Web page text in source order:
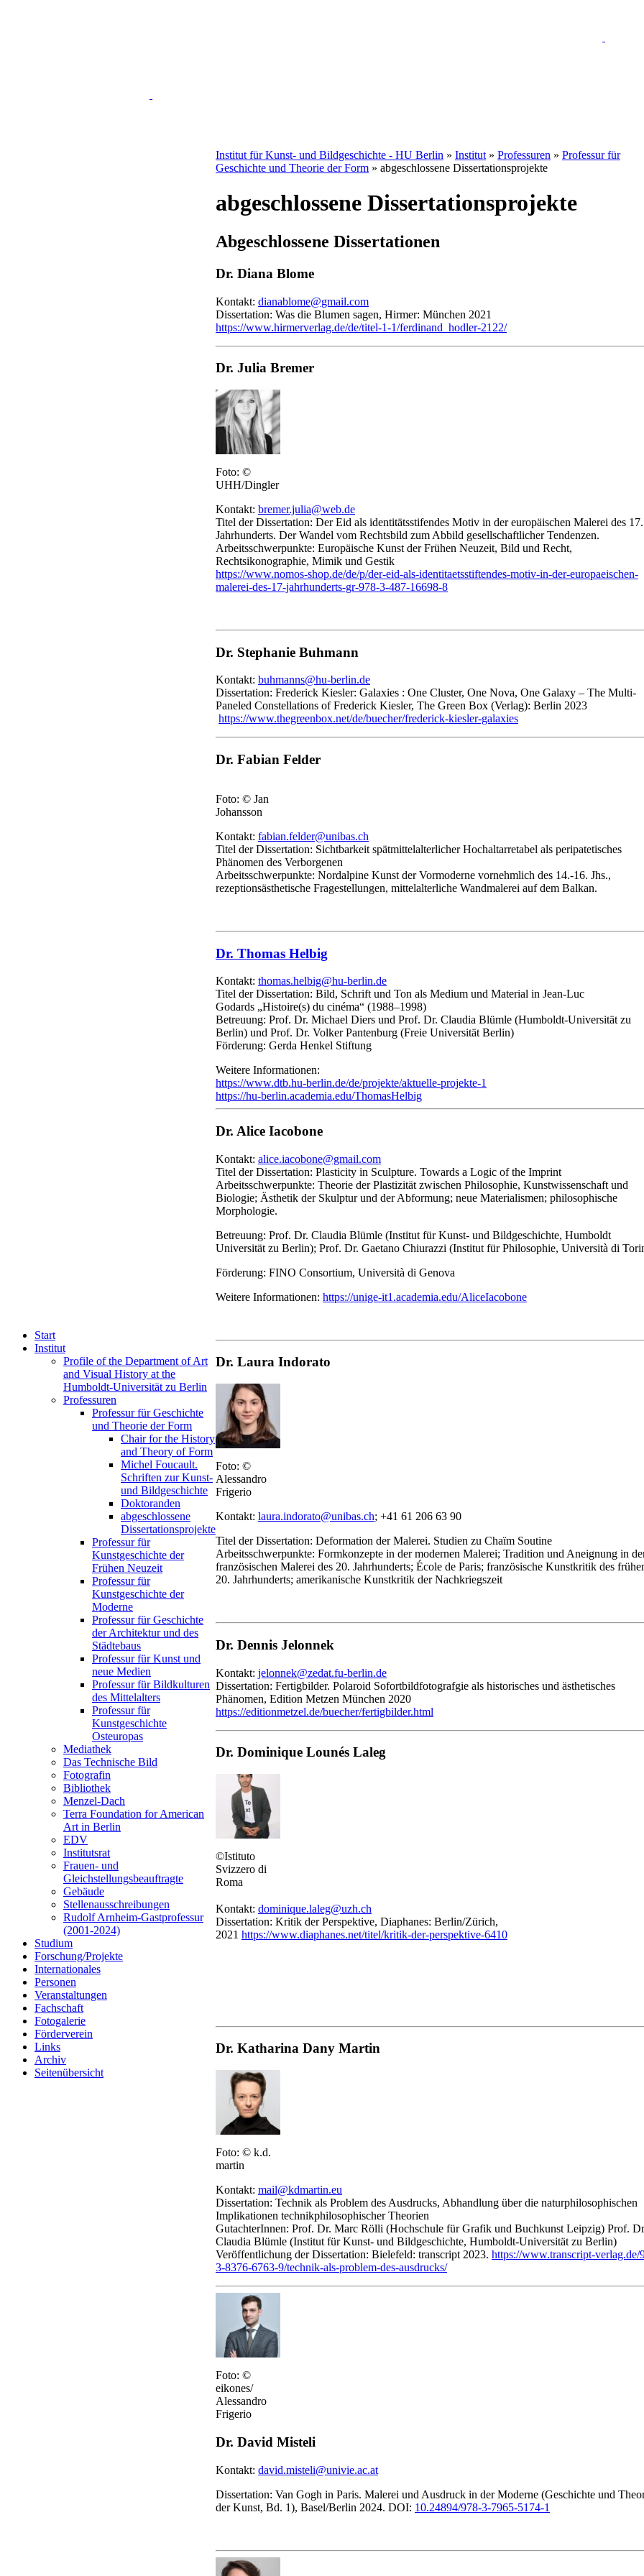
Start
Institut
Profile of the Department of Art
and Visual History at the
Humboldt-Universität zu Berlin
Professuren
Professur für Geschichte
und Theorie der Form
Chair for the History
and Theory of Form
Michel Foucault.
Schriften zur Kunst-
und Bildgeschichte
Doktoranden
abgeschlossene
Dissertationsprojekte
Professur für
Kunstgeschichte der
Frühen Neuzeit
Professur für
Kunstgeschichte der
Moderne
Professur für Geschichte
der Architektur und des
Städtebaus
Professur für Kunst und
neue Medien
Professur für Bildkulturen
des Mittelalters
Professur für
Kunstgeschichte
Osteuropas
Mediathek
Das Technische Bild
Fotografin
Bibliothek
Menzel-Dach
Terra Foundation for American
Art in Berlin
EDV
Institutsrat
Frauen- und
Gleichstellungsbeauftragte
Gebäude
Stellenausschreibungen
Rudolf Arnheim-Gastprofessur
(2001-2024)
Studium
Forschung/Projekte
Internationales
Personen
Veranstaltungen
Fachschaft
Fotogalerie
Förderverein
Links
Archiv
Seitenübersicht
Institut für Kunst- und Bildgeschichte - HU Berlin » Institut » Professuren » Professur für
Geschichte und Theorie der Form » abgeschlossene Dissertationsprojekte
abgeschlossene Dissertationsprojekte
Abgeschlossene Dissertationen
Dr. Diana Blome
Kontakt: dianablome@gmail.com
Dissertation: Was die Blumen sagen, Hirmer: München 2021
https://www.hirmerverlag.de/de/titel-1-1/ferdinand_hodler-2122/
Dr. Julia Bremer
Foto: ©
UHH/Dingler
Kontakt: bremer.julia@web.de
Titel der Dissertation: Der Eid als identitätsstifendes Motiv in der europäischen Malerei des 17.
Jahrhunderts. Der Wandel vom Rechtsbild zum Abbild gesellschaftlicher Tendenzen.
Arbeitsschwerpunkte: Europäische Kunst der Frühen Neuzeit, Bild und Recht,
Rechtsikonographie, Mimik und Gestik
https://www.nomos-shop.de/de/p/der-eid-als-identitaetsstiftendes-motiv-in-der-europaeischen-
malerei-des-17-jahrhunderts-gr-978-3-487-16698-8
Dr. Stephanie Buhmann
Kontakt: buhmanns@hu-berlin.de
Dissertation: Frederick Kiesler: Galaxies : One Cluster, One Nova, One Galaxy – The Multi-
Paneled Constellations of Frederick Kiesler, The Green Box (Verlag): Berlin 2023
https://www.thegreenbox.net/de/buecher/frederick-kiesler-galaxies
Dr. Fabian Felder
Foto: © Jan
Johansson
Kontakt: fabian.felder@unibas.ch
Titel der Dissertation: Sichtbarkeit spätmittelalterlicher Hochaltarretabel als peripatetisches
Phänomen des Verborgenen
Arbeitsschwerpunkte: Nordalpine Kunst der Vormoderne vornehmlich des 14.-16. Jhs.,
rezeptionsästhetische Fragestellungen, mittelalterliche Wandmalerei auf dem Balkan.
Dr. Thomas Helbig
Kontakt: thomas.helbig@hu-berlin.de
Titel der Dissertation: Bild, Schrift und Ton als Medium und Material in Jean-Luc
Godards „Histoire(s) du cinéma“ (1988–1998)
Betreuung: Prof. Dr. Michael Diers und Prof. Dr. Claudia Blümle (Humboldt-Universität zu
Berlin) und Prof. Dr. Volker Pantenburg (Freie Universität Berlin)
Förderung: Gerda Henkel Stiftung
Weitere Informationen:
https://www.dtb.hu-berlin.de/de/projekte/aktuelle-projekte-1
https://hu-berlin.academia.edu/ThomasHelbig
Dr. Alice Iacobone
Kontakt: alice.iacobone@gmail.com
Titel der Dissertation: Plasticity in Sculpture. Towards a Logic of the Imprint
Arbeitsschwerpunkte: Theorie der Plastizität zwischen Philosophie, Kunstwissenschaft und
Biologie; Ästhetik der Skulptur und der Abformung; neue Materialismen; philosophische
Morphologie.
Betreuung: Prof. Dr. Claudia Blümle (Institut für Kunst- und Bildgeschichte, Humboldt
Universität zu Berlin); Prof. Dr. Gaetano Chiurazzi (Institut für Philosophie, Università di
Förderung: FINO Consortium, Università di Genova
Weitere Informationen: https://unige-it1.academia.edu/AliceIacobone
Dr. Laura Indorato
Foto: ©
Alessandro
Frigerio
Kontakt: laura.indorato@unibas.ch; +41 61 206 63 90
Titel der Dissertation: Deformation der Malerei. Studien zu Chaïm Soutine
Arbeitsschwerpunkte: Formkonzepte in der modernen Malerei; Tradition und Aneignung in
französischen Malerei des 20. Jahrhunderts; École de Paris; französische Kunstkritik des
20. Jahrhunderts; amerikanische Kunstkritik der Nachkriegszeit
Dr. Dennis Jelonnek
Kontakt: jelonnek@zedat.fu-berlin.de
Dissertation: Fertigbilder. Polaroid Sofortbildfotografgie als historisches und ästhetisches
Phänomen, Edition Metzen München 2020
https://editionmetzel.de/buecher/fertigbilder.html
Dr. Dominique Lounés Laleg
©Istituto
Svizzero di
Roma
Kontakt: dominique.laleg@uzh.ch
Dissertation: Kritik der Perspektive, Diaphanes: Berlin/Zürich,
2021 https://www.diaphanes.net/titel/kritik-der-perspektive-6410
Dr. Katharina Dany Martin
Foto: © k.d.
martin
Kontakt: mail@kdmartin.eu
Dissertation: Technik als Problem des Ausdrucks, Abhandlung über die naturphilosophischen
Implikationen technikphilosophischer Theorien
GutachterInnen: Prof. Dr. Marc Rölli (Hochschule für Grafik und Buchkunst Leipzig) Prof.
Claudia Blümle (Institut für Kunst- und Bildgeschichte, Humboldt-Universität zu Berlin)
Veröffentlichung der Dissertation: Bielefeld: transcript 2023. https://www.transcript-verlag.de/
3-8376-6763-9/technik-als-problem-des-ausdrucks/
Foto: ©
eikones/
Alessandro
Frigerio
Dr. David Misteli
Kontakt: david.misteli@univie.ac.at
Dissertation: Van Gogh in Paris. Malerei und Ausdruck in der Moderne (Geschichte und
der Kunst, Bd. 1), Basel/Berlin 2024. DOI: 10.24894/978-3-7965-5174-1